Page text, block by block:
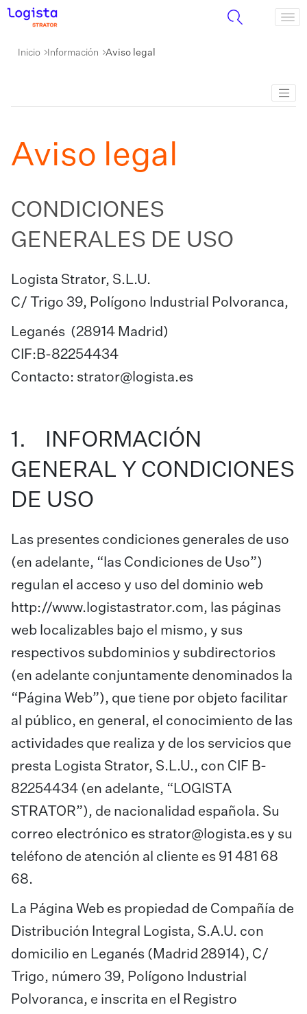
Inicio Información Aviso legal
Aviso legal
CONDICIONES
GENERALES DE USO
Logista Strator, S.L.U.
C/ Trigo 39, Polígono Industrial Polvoranca,
Leganés (28914 Madrid)
CIF:B-82254434
Contacto: strator@logista.es
1. INFORMACIÓN
GENERAL Y CONDICIONES
DE USO
Las presentes condiciones generales de uso
(en adelante, “las Condiciones de Uso”)
regulan el acceso y uso del dominio web
http://www.logistastrator.com, las páginas
web localizables bajo el mismo, y sus
respectivos subdominios y subdirectorios
(en adelante conjuntamente denominados la
“Página Web”), que tiene por objeto facilitar
al público, en general, el conocimiento de las
actividades que realiza y de los servicios que
presta Logista Strator, S.L.U., con CIF B-
82254434 (en adelante, “LOGISTA
STRATOR”), de nacionalidad española. Su
correo electrónico es strator@logista.es y su
teléfono de atención al cliente es 91 481 68
68.
La Página Web es propiedad de Compañía de
Distribución Integral Logista, S.A.U. con
domicilio en Leganés (Madrid 28914), C/
Trigo, número 39, Polígono Industrial
Polvoranca, e inscrita en el Registro